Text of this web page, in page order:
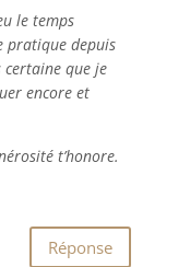
le temps
pratique depuis
certaine que je
encore et
t’honore.
Réponse